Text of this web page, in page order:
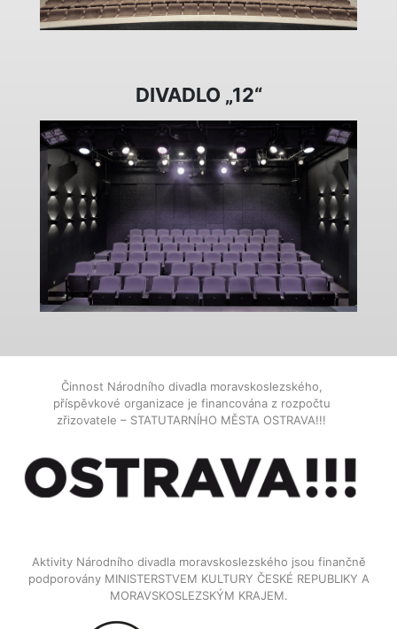
DIVADLO „12“
Činnost Národního divadla moravskoslezského,
příspěvkové organizace je financována z rozpočtu
zřizovatele – STATUTARNÍHO MĚSTA OSTRAVA!!!
Aktivity Národního divadla moravskoslezského jsou finančně
podporovány MINISTERSTVEM KULTURY ČESKÉ REPUBLIKY A
MORAVSKOSLEZSKÝM KRAJEM.